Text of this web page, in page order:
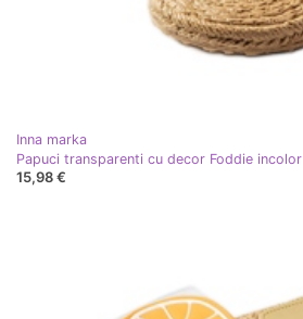
Inna marka
Papuci transparenti cu decor Foddie incolor
15,98 €